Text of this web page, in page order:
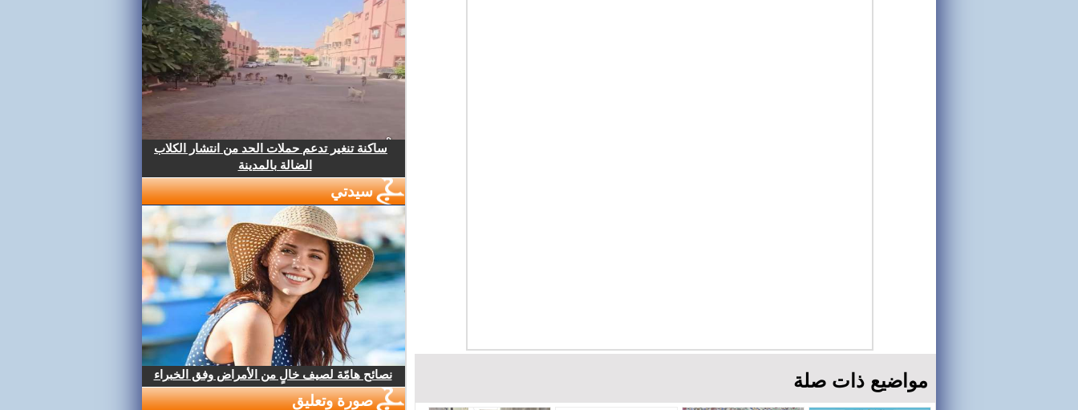
مواضيع ذات صلة
ساكنة تنغير تدعم حملات الحد من انتشار الكلاب
الضالة بالمدينة
سيدتي
نصائح هامّة لصيف خالٍ من الأمراض وفق الخبراء
صورة وتعليق